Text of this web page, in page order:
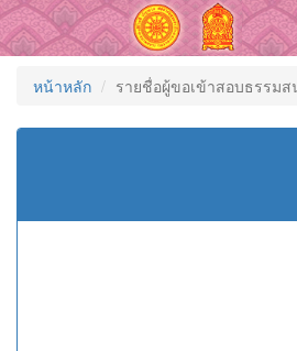
หน้าหลัก รายชื่อผู้ขอเข้าสอบธรรม